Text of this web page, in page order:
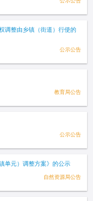
调整由乡镇（街道）行使的
公示公告
教育局公告
公示公告
单元）调整方案》的公示
自然资源局公告